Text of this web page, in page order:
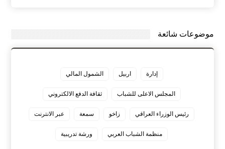
موضوعات شائعة
إدارة اربيل الشمول المالي
المجلس الاعلى للشباب ثقافة الدفع الالكتروني
رئيس الوزراء العراقي زاخو سمعة عبر الانترنت
منظمة الشباب العربي ورشة تدريبية